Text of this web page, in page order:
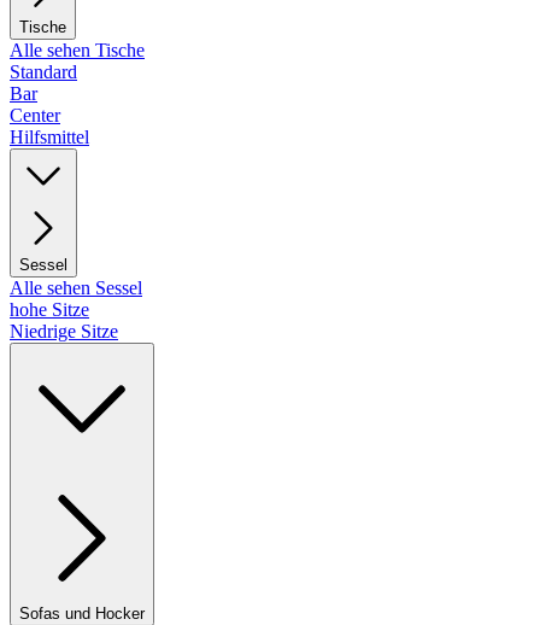
Tische
Alle sehen Tische
Standard
Bar
Center
Hilfsmittel
Sessel
Alle sehen Sessel
hohe Sitze
Niedrige Sitze
Sofas und Hocker